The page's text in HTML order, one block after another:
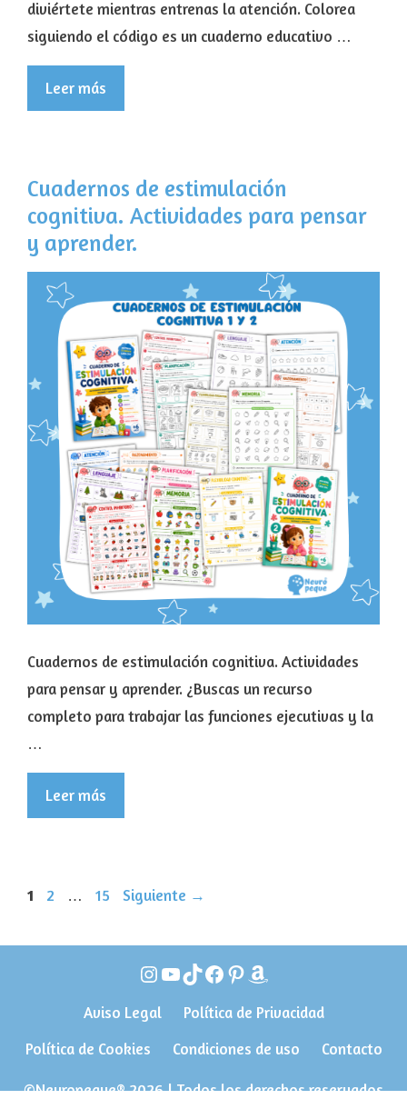
diviértete mientras entrenas la atención. Colorea
siguiendo el código es un cuaderno educativo …
Leer más
Cuadernos de estimulación
cognitiva. Actividades para pensar
y aprender.
Cuadernos de estimulación cognitiva. Actividades
para pensar y aprender. ¿Buscas un recurso
completo para trabajar las funciones ejecutivas y la
…
Leer más
Página
1 Página
2 … Página
15 Siguiente →
Instagram
YouTube
TikTok
Facebook
Pinterest
Amazon
Aviso Legal
Política de Privacidad
Política de Cookies
Condiciones de uso Contacto
©Neuropeque® 2026 | Todos los derechos reservados